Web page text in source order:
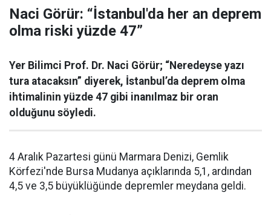
Naci Görür: “İstanbul'da her an deprem
olma riski yüzde 47”
Yer Bilimci Prof. Dr. Naci Görür; “Neredeyse yazı
tura atacaksın” diyerek, İstanbul’da deprem olma
ihtimalinin yüzde 47 gibi inanılmaz bir oran
olduğunu söyledi.
4 Aralık Pazartesi günü Marmara Denizi, Gemlik
Körfezi'nde Bursa Mudanya açıklarında 5,1, ardından
4,5 ve 3,5 büyüklüğünde depremler meydana geldi.